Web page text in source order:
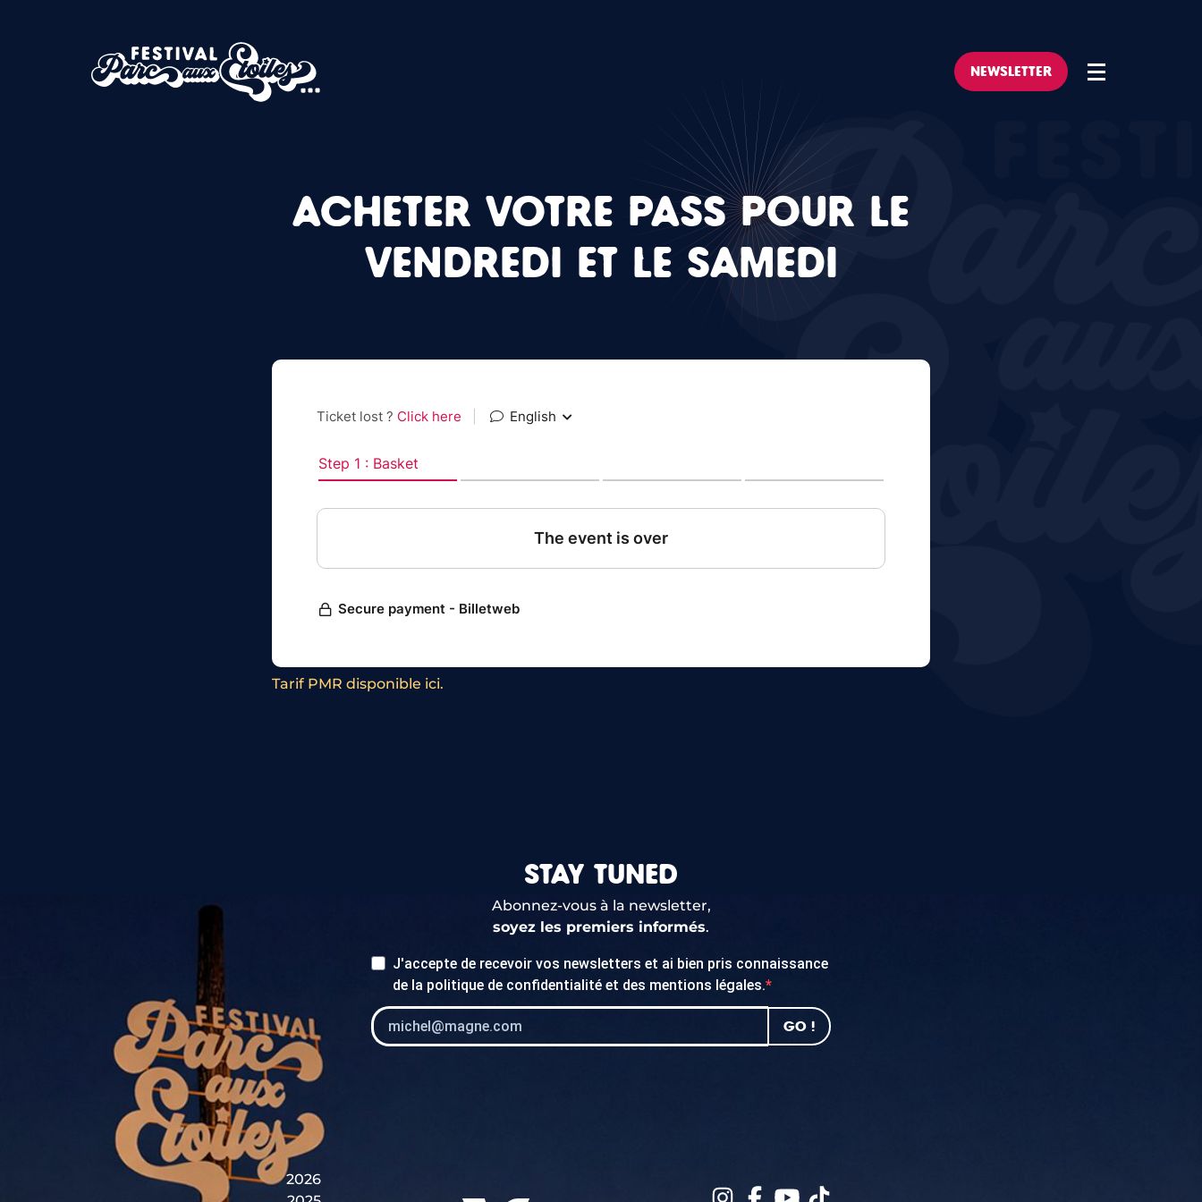
NEWSLETTER
ACHETER VOTRE PASS POUR LE
VENDREDI ET LE SAMEDI
Tarif PMR disponible ici.
STAY TUNED
Abonnez-vous à la newsletter,
soyez les premiers informés.
J'accepte de recevoir vos newsletters et ai bien pris connaissance
de la politique de confidentialité et des mentions légales.
GO !
2026